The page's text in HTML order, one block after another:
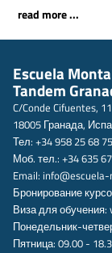
read more ...
Escuela
Tandem
C/Conde Cifuentes, 11
18005 Гранада,
Тел: +34 958 25 68 75
Моб. тел.: +34 635
Email:
Бронирование
Виза для обучения:
Понедельник-
Пятница: 09.00 -